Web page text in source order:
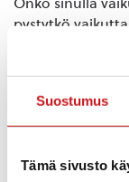
Suostumus
Tämä sivusto
pystytkö
Kerro meille
osoitteessa: